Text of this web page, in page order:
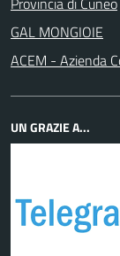
GAL MONGIOIE
ACEM - Azienda
UN GRAZIE A...